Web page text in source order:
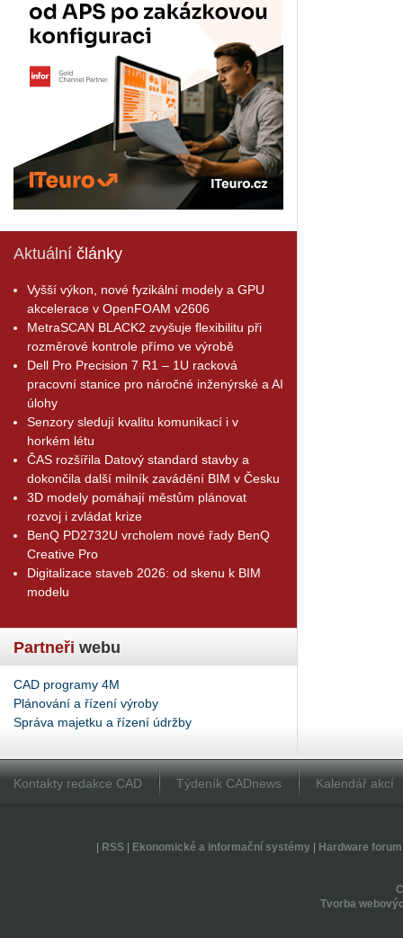
Aktuální články
Vyšší výkon, nové fyzikální modely a GPU
akcelerace v OpenFOAM v2606
MetraSCAN BLACK2 zvyšuje flexibilitu při
rozměrové kontrole přímo ve výrobě
Dell Pro Precision 7 R1 – 1U racková
pracovní stanice pro náročné inženýrské a AI
úlohy
Senzory sledují kvalitu komunikací i v
horkém létu
ČAS rozšířila Datový standard stavby a
dokončila další milník zavádění BIM v Česku
3D modely pomáhají městům plánovat
rozvoj i zvládat krize
BenQ PD2732U vrcholem nové řady BenQ
Creative Pro
Digitalizace staveb 2026: od skenu k BIM
modelu
Partneři webu
CAD programy 4M
Plánování a řízení výroby
Správa majetku a řízení údržby
Kontakty redakce CAD Týdeník CADnews Kalendář akcí
RSS| Ekonomické a informační systémy| Hardware forum
Tvorba